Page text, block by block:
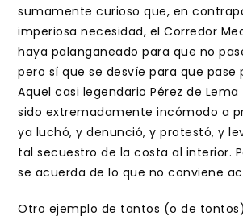
sumamente curioso que, en
imperiosa necesidad, el Corredor
haya palanganeado para que no
pero sí que se desvíe para que pase
Aquel casi legendario Pérez de
sido extremadamente incómodo a
ya luchó, y denunció, y protestó, y
tal secuestro de la costa al interior.
se acuerda de lo que no conviene
Otro ejemplo de tantos (o de